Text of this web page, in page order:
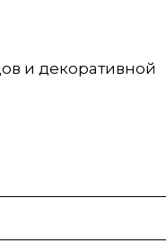
и декоративной